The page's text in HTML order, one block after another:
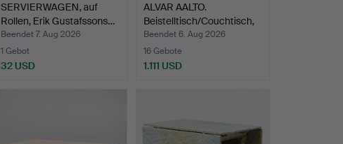
SERVIERWAGEN, auf
Rollen, Erik Gustafssons…
Beendet 7. Aug 2026
1 Gebot
32 USD
ALVAR AALTO.
Beistelltisch/Couchtisch,
194…
Beendet 6. Aug 2026
16 Gebote
1.111 USD